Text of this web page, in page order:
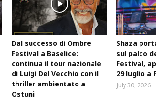
Dal successo di Ombre
Festival a Baselice:
continua il tour nazionale
di Luigi Del Vecchio con il
thriller ambientato a
Ostuni
Shaza
sul palco
Festival,
29 luglio a
July 30, 2026